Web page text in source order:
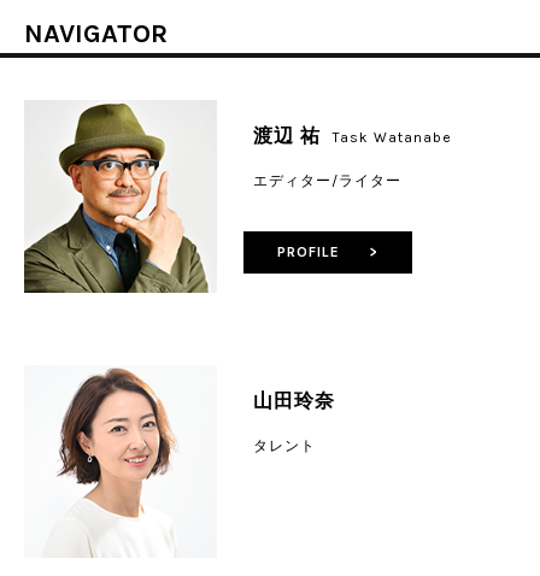
NAVIGATOR
渡辺 祐 Task Watanabe
エディター/ライター
山田玲奈
タレント
PROFILE >